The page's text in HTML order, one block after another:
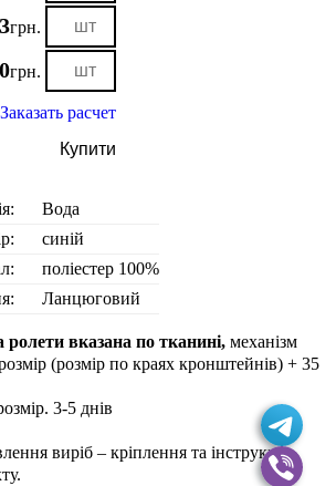
грн.
грн.
Заказать расчет
Купити
Вода
синій
поліестер 100%
Ланцюговий
вказана по тканині, механізм
(розмір по краях кронштейнів) + 35
3-5 днiв
виріб – кріплення та інструкція